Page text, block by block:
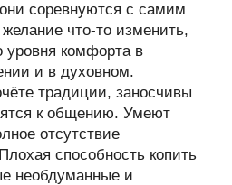
соревнуются с самим
что-то изменить,
уровня комфорта в
и в духовном.
традиции, заносчивы
к общению. Умеют
отсутствие
способность копить
необдуманные и